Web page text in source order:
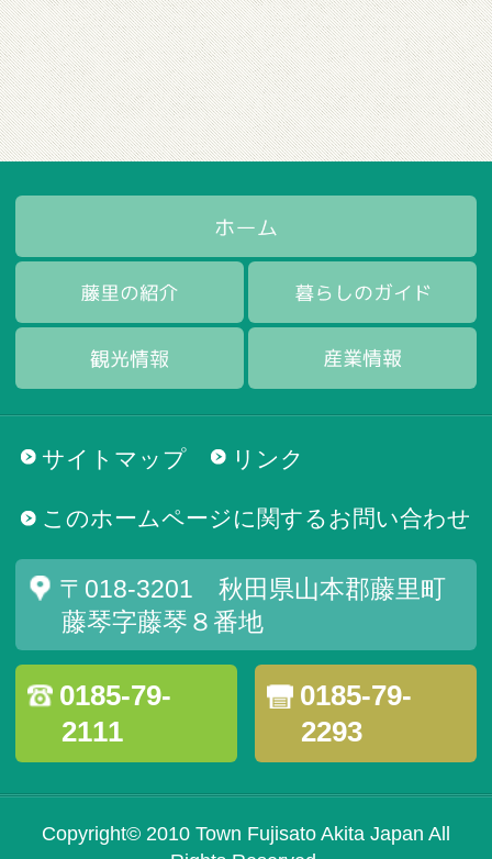
サイトマップ リンク
このホームページに関するお問い合わせ
〒018-3201 秋田県山本郡藤里町
藤琴字藤琴８番地
0185-79-
2111
0185-79-
2293
Copyright© 2010 Town Fujisato Akita Japan All